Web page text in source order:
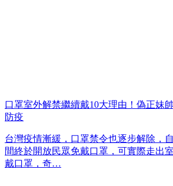
口罩室外解禁繼續戴10大理由！偽正妹
防疫
台灣疫情漸緩，口罩禁令也逐步解除，
間終於開放民眾免戴口罩，可實際走出
戴口罩，奇…